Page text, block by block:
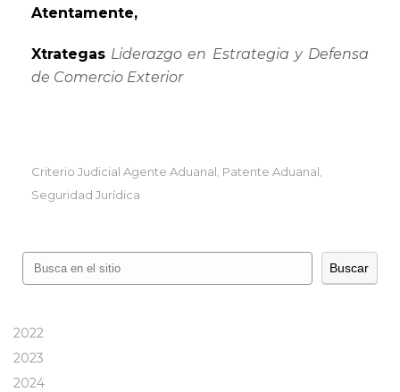
Atentamente,
Xtrategas Liderazgo en Estrategia y Defensa
de Comercio Exterior
Criterio Judicial Agente Aduanal Patente Aduanal
Seguridad Jurídica
Buscar Buscar
2022
2023
2024